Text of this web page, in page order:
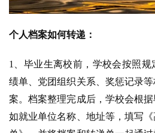
个人档案如何转递：
1、毕业生离校前，学校会按照
绩单、党团组织关系、奖惩记录
案。档案整理完成后，学校会根据
如就业单位名称、地址等，填写